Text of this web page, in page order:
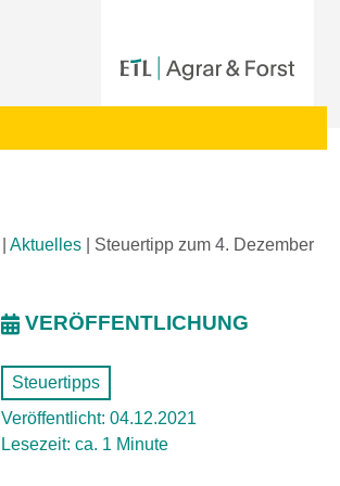
Aktuelles Steuertipp zum 4. Dezember
VERÖFFENTLICHUNG
Steuertipps
Veröffentlicht: 04.12.2021
Lesezeit: ca. 1 Minute